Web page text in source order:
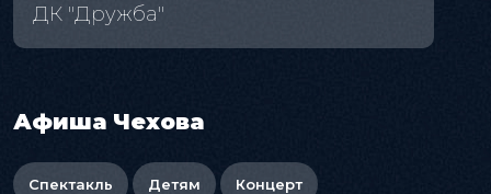
ДК "Дружба"
Афиша Чехова
Спектакль Детям Концерт